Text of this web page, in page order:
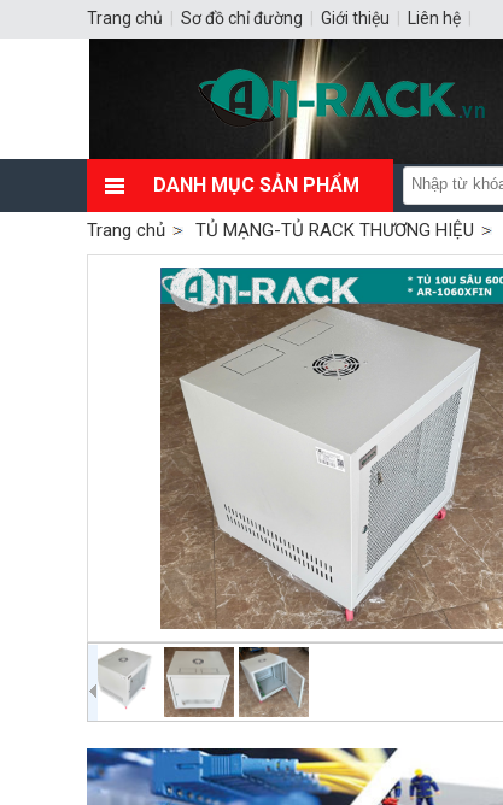
DANH MỤC SẢN PHẨM
Trang chủ TỦ MẠNG-TỦ RACK THƯƠNG HIỆU
Trang chủ Sơ đồ chỉ đường Giới thiệu Liên hệ